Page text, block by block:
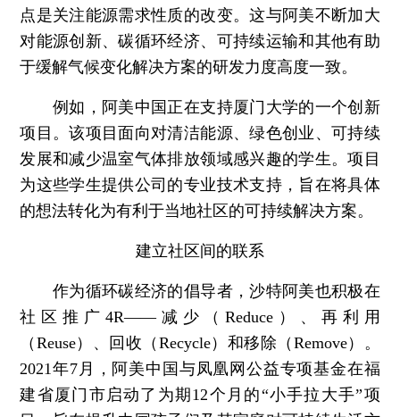
点是关注能源需求性质的改变。这与阿美不断加大
对能源创新、碳循环经济、可持续运输和其他有助
于缓解气候变化解决方案的研发力度高度一致。
例如，阿美中国正在支持厦门大学的一个创新
项目。该项目面向对清洁能源、绿色创业、可持续
发展和减少温室气体排放领域感兴趣的学生。项目
为这些学生提供公司的专业技术支持，旨在将具体
的想法转化为有利于当地社区的可持续解决方案。
建立社区间的联系
作为循环碳经济的倡导者，沙特阿美也积极在
社区推广4R——减少（Reduce）、再利用
（Reuse）、回收（Recycle）和移除（Remove）。
2021年7月，阿美中国与凤凰网公益专项基金在福
建省厦门市启动了为期12个月的“小手拉大手”项